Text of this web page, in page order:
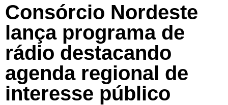
Consórcio Nordeste
lança programa de
rádio destacando
agenda regional de
interesse público